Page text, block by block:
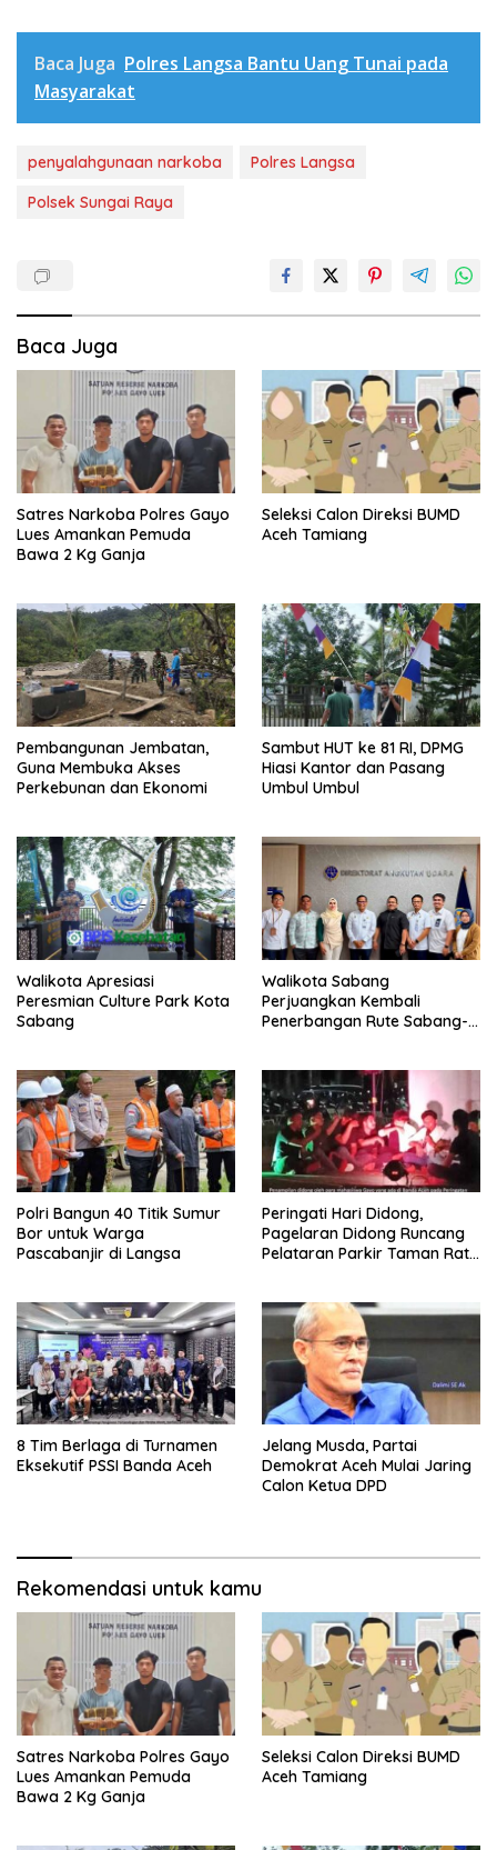
Baca Juga Polres Langsa Bantu Uang Tunai pada
Masyarakat
penyalahgunaan narkoba
Polres Langsa
Polsek Sungai Raya
Baca Juga
Satres Narkoba Polres Gayo
Lues Amankan Pemuda
Bawa 2 Kg Ganja
Seleksi Calon Direksi BUMD
Aceh Tamiang
Pembangunan Jembatan,
Guna Membuka Akses
Perkebunan dan Ekonomi
Sambut HUT ke 81 RI, DPMG
Hiasi Kantor dan Pasang
Umbul Umbul
Walikota Apresiasi
Peresmian Culture Park Kota
Sabang
Walikota Sabang
Perjuangkan Kembali
Penerbangan Rute Sabang-
Polri Bangun 40 Titik Sumur
Bor untuk Warga
Pascabanjir di Langsa
Peringati Hari Didong,
Pagelaran Didong Runcang
Pelataran Parkir Taman Ratu
8 Tim Berlaga di Turnamen
Eksekutif PSSI Banda Aceh
Jelang Musda, Partai
Demokrat Aceh Mulai Jaring
Calon Ketua DPD
Rekomendasi untuk kamu
Satres Narkoba Polres Gayo
Lues Amankan Pemuda
Bawa 2 Kg Ganja
Seleksi Calon Direksi BUMD
Aceh Tamiang